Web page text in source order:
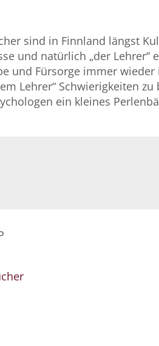
sind in Finnland längst
und natürlich „der
und Fürsorge immer
Lehrer“ Schwierigkeiten
ein kleines